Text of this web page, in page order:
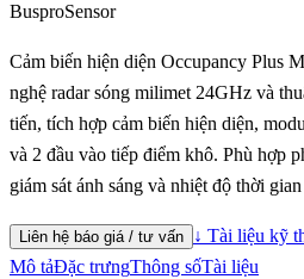
BusproSensor
Cảm biến hiện diện Occupancy Plus
nghệ radar sóng milimet 24GHz và
tiến, tích hợp cảm biến hiện diện,
và 2 đầu vào tiếp điểm khô. Phù hợp
giám sát ánh sáng và nhiệt độ thời
Liên hệ báo giá / tư vấn
↓ Tài liệu kỹ
Mô tảĐặc trưngThông sốTài liệu